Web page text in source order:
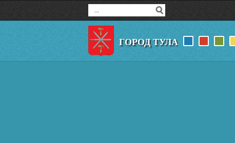
ГОРОД ТУЛА